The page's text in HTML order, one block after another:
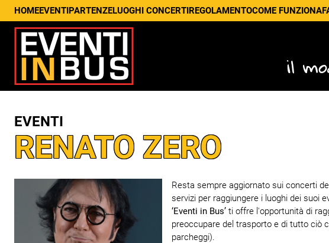
HOMEEVENTIPARTENZELUOGHI CONCERTIREGOLAMENTOCOME FUNZIONA
il
EVENTI
RENATO ZERO
Resta sempre aggiornato sui concerti
servizi per raggiungere i luoghi dei suoi
‘Eventi in Bus’ ti offre l'opportunità di
preoccupare del trasporto e di tutto ciò
parcheggi).